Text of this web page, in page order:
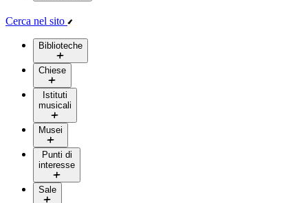
Cerca nel sito
Biblioteche
Chiese
Istituti
musicali
Musei
Punti di
interesse
Sale